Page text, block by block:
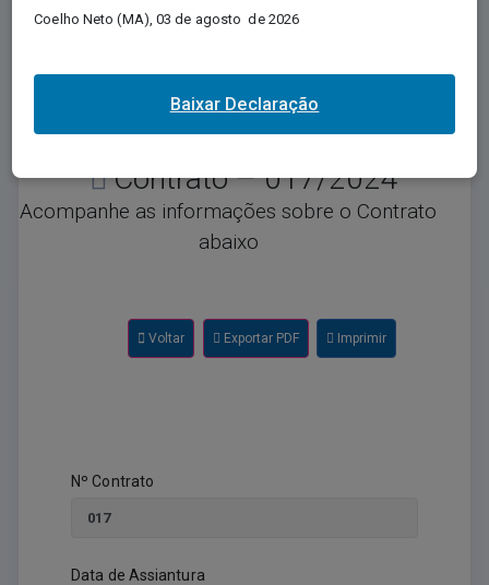
regulamenta o direito, previsto na Constituição,
de qualquer pessoa solicitar e receber dos
entes e Poderes, informações públicas por
eles produzidas ou custodiadas.
Contrato – 017/2024
Acompanhe as informações sobre o Contrato
abaixo
Voltar Exportar PDF Imprimir
Nº Contrato
Data de Assiantura
Coelho Neto (MA), 03 de agosto de 2026
Baixar Declaração